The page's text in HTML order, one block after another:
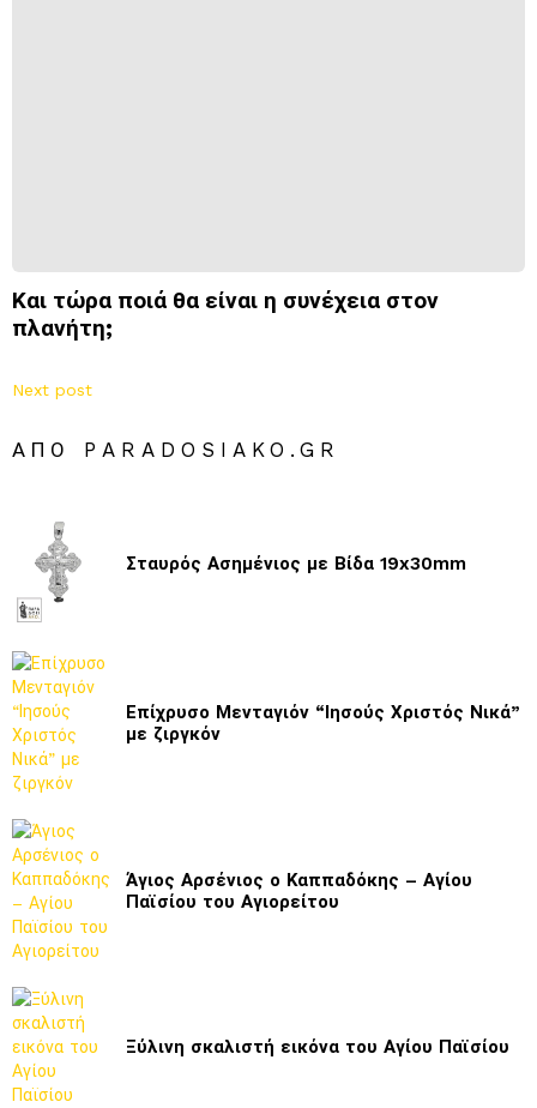
Και τώρα ποιά θα είναι η συνέχεια στον
πλανήτη;
Next post
ΑΠΌ PARADOSIAKO.GR
Σταυρός Ασημένιος με Βίδα 19x30mm
Επίχρυσο Μενταγιόν “Ιησούς Χριστός Νικά”
με ζιργκόν
Άγιος Αρσένιος ο Καππαδόκης – Αγίου
Παϊσίου του Αγιορείτου
Ξύλινη σκαλιστή εικόνα του Αγίου Παϊσίου